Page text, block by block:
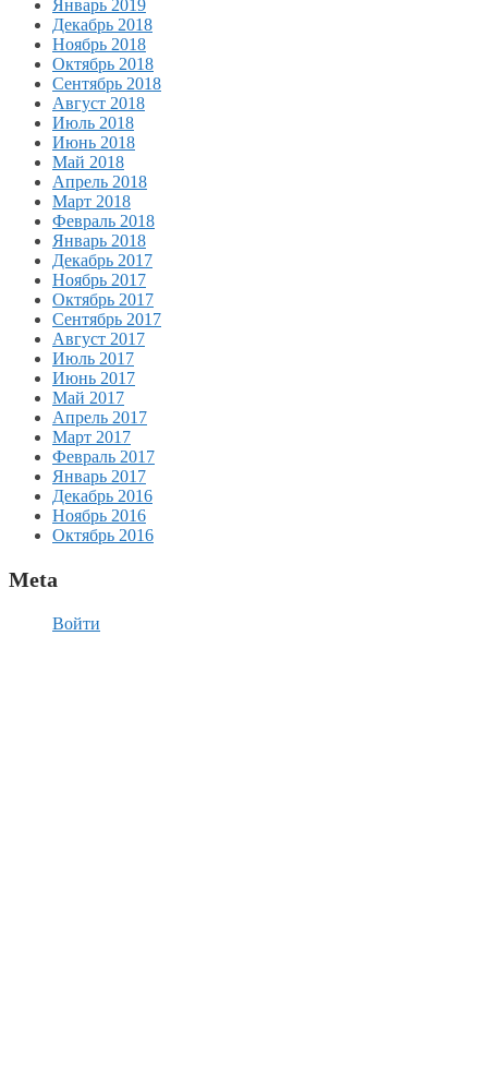
Январь 2019
Декабрь 2018
Ноябрь 2018
Октябрь 2018
Сентябрь 2018
Август 2018
Июль 2018
Июнь 2018
Май 2018
Апрель 2018
Март 2018
Февраль 2018
Январь 2018
Декабрь 2017
Ноябрь 2017
Октябрь 2017
Сентябрь 2017
Август 2017
Июль 2017
Июнь 2017
Май 2017
Апрель 2017
Март 2017
Февраль 2017
Январь 2017
Декабрь 2016
Ноябрь 2016
Октябрь 2016
Meta
Войти